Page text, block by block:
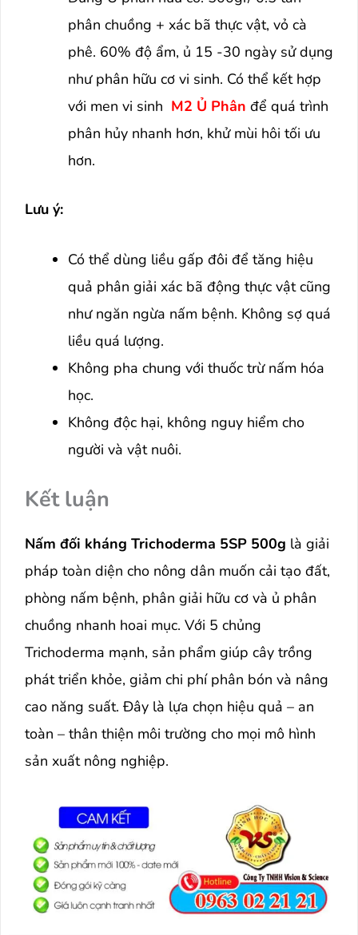
phân chuồng + xác bã thực vật, vỏ cà
phê. 60% độ ẩm, ủ 15 -30 ngày sử dụng
như phân hữu cơ vi sinh. Có thể kết hợp
với men vi sinh M2 Ủ Phân để quá trình
phân hủy nhanh hơn, khử mùi hôi tối ưu
hơn.
Lưu ý:
Có thể dùng liều gấp đôi để tăng hiệu
quả phân giải xác bã động thực vật cũng
như ngăn ngừa nấm bệnh. Không sợ quá
liều quá lượng.
Không pha chung với thuốc trừ nấm hóa
học.
Không độc hại, không nguy hiểm cho
người và vật nuôi.
Kết luận
Nấm đối kháng Trichoderma 5SP 500g là giải
pháp toàn diện cho nông dân muốn cải tạo đất,
phòng nấm bệnh, phân giải hữu cơ và ủ phân
chuồng nhanh hoai mục. Với 5 chủng
Trichoderma mạnh, sản phẩm giúp cây trồng
phát triển khỏe, giảm chi phí phân bón và nâng
cao năng suất. Đây là lựa chọn hiệu quả – an
toàn – thân thiện môi trường cho mọi mô hình
sản xuất nông nghiệp.